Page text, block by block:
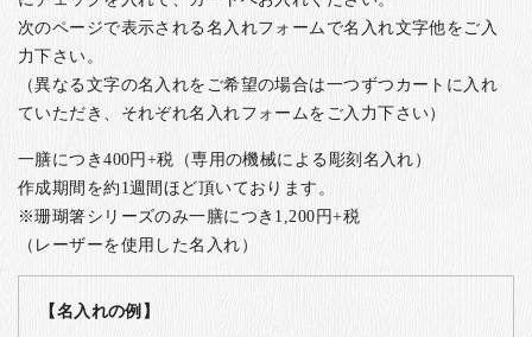
次のページで表示される名入れフォームで名入れ文字他をご入
力下さい。
（異なる文字の名入れをご希望の場合は一つずつカートに入れ
ていただき、それぞれ名入れフォームをご入力下さい）
一膳につき400円+税（専用の機械による彫刻名入れ）
作成期間を約1週間ほど頂いております。
※珊瑚箸シリーズのみ一膳につき1,200円+税
（レーザーを使用した名入れ）
【名入れの例】